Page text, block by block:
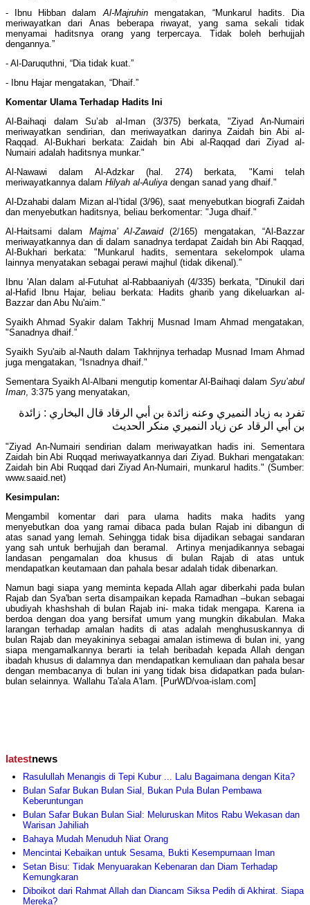
- Ibnu Hibban dalamAl-Majruhinmengatakan, “Munkarul hadits. Dia
meriwayatkan dari Anas beberapa riwayat, yang sama sekali tidak
menyamai haditsnya orang yang terpercaya. Tidak boleh berhujjah
dengannya.”
- Al-Daruquthni, “Dia tidak kuat.”
- Ibnu Hajar mengatakan, “Dhaif.”
Komentar Ulama Terhadap Hadits Ini
Al-Baihaqi dalam Su’ab al-Iman (3/375) berkata, "Ziyad An-Numairi
meriwayatkan sendirian, dan meriwayatkan darinya Zaidah bin Abi al-
Raqqad. Al-Bukhari berkata: Zaidah bin Abi al-Raqqad dari Ziyad al-
Numairi adalah haditsnya munkar."
Al-Nawawi dalam Al-Adzkar (hal. 274) berkata, "Kami telah
meriwayatkannya dalam Hilyah al-Auliya dengan sanad yang dhaif."
Al-Dzahabi dalam Mizan al-I'tidal (3/96), saat menyebutkan biografi Zaidah
dan menyebutkan haditsnya, beliau berkomentar: "Juga dhaif."
Al-Haitsami dalam Majma’ Al-Zawaid(2/165) mengatakan, “Al-Bazzar
meriwayatkannya dan di dalam sanadnya terdapat Zaidah bin Abi Raqqad,
Al-Bukhari berkata: "Munkarul hadits, sementara sekelompok ulama
lainnya menyatakan sebagai perawi majhul (tidak dikenal).”
Ibnu 'Alan dalam al-Futuhat al-Rabbaaniyah (4/335) berkata, "Dinukil dari
al-Hafid Ibnu Hajar, beliau berkata: Hadits gharib yang dikeluarkan al-
Bazzar dan Abu Nu'aim."
Syaikh Ahmad Syakir dalam Takhrij Musnad Imam Ahmad mengatakan,
"Sanadnya dhaif.”
Syaikh Syu'aib al-Nauth dalam Takhrijnya terhadap Musnad Imam Ahmad
juga mengatakan, “Isnadnya dhaif."
Sementara Syaikh Al-Albani mengutip komentar Al-Baihaqi dalam Syu’abul
Iman, 3:375 yang menyatakan,
تفرد به زياد النميري وعنه زائدة بن أبي الرقاد قال البخاري : زائدة
بن أبي الرقاد عن زياد النميري منكر الحديث
"Ziyad An-Numairi sendirian dalam meriwayatkan hadis ini. Sementara
Zaidah bin Abi Ruqqad meriwayatkannya dari Ziyad. Bukhari mengatakan:
Zaidah bin Abi Ruqqad dari Ziyad An-Numairi, munkarul hadits." (Sumber:
www.saaid.net)
Kesimpulan:
Mengambil komentar dari para ulama hadits maka hadits yang
menyebutkan doa yang ramai dibaca pada bulan Rajab ini dibangun di
atas sanad yang lemah. Sehingga tidak bisa dijadikan sebagai sandaran
yang sah untuk berhujjah dan beramal. Artinya menjadikannya sebagai
landasan pengamalan doa khusus di bulan Rajab di atas untuk
mendapatkan keutamaan dan pahala besar adalah tidak dibenarkan.
Namun bagi siapa yang meminta kepada Allah agar diberkahi pada bulan
Rajab dan Sya'ban serta disampaikan kepada Ramadhan –bukan sebagai
ubudiyah khashshah di bulan Rajab ini- maka tidak mengapa. Karena ia
berdoa dengan doa yang bersifat umum yang mungkin dikabulan. Maka
larangan terhadap amalan hadits di atas adalah menghususkannya di
bulan Rajab dan meyakininya sebagai amalan istimewa di bulan ini, yang
siapa mengamalkannya berarti ia telah beribadah kepada Allah dengan
ibadah khusus di dalamnya dan mendapatkan kemuliaan dan pahala besar
dengan membacanya di bulan ini yang tidak bisa didapatkan pada bulan-
bulan selainnya. Wallahu Ta'ala A'lam. [PurWD/voa-islam.com]
latestnews
Rasulullah Menangis di Tepi Kubur ... Lalu Bagaimana dengan Kita?
Bulan Safar Bukan Bulan Sial, Bukan Pula Bulan Pembawa
Keberuntungan
Bulan Safar Bukan Bulan Sial: Meluruskan Mitos Rabu Wekasan dan
Warisan Jahiliah
Bahaya Mudah Menuduh Niat Orang
Mencintai Kebaikan untuk Sesama, Bukti Kesempurnaan Iman
Setan Bisu: Tidak Menyuarakan Kebenaran dan Diam Terhadap
Kemungkaran
Diboikot dari Rahmat Allah dan Diancam Siksa Pedih di Akhirat. Siapa
Mereka?